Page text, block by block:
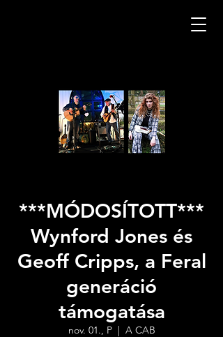
***MÓDOSÍTOTT***
Wynford Jones és
Geoff Cripps, a Feral
generáció
támogatása
nov. 01., P
  |
A CAB